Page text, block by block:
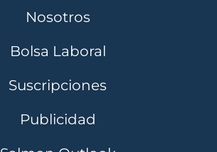
Nosotros
Bolsa Laboral
Suscripciones
Publicidad